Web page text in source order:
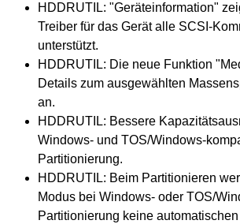
HDDRUTIL: "Geräteinformation"
Treiber für das Gerät alle SCSI-
unterstützt.
HDDRUTIL: Die neue Funktion
Details zum ausgewählten
an.
HDDRUTIL: Bessere
Windows- und TOS/Windows-
Partitionierung.
HDDRUTIL: Beim Partitionieren
Modus bei Windows- oder TOS/
Partitionierung keine